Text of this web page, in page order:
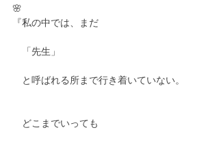
🌸
『私の中では、まだ
「先生」
と呼ばれる所まで行き着いていない。
どこまでいっても